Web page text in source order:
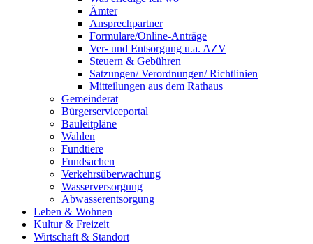
Ämter
Ansprechpartner
Formulare/Online-Anträge
Ver- und Entsorgung u.a. AZV
Steuern & Gebühren
Satzungen/ Verordnungen/ Richtlinien
Mitteilungen aus dem Rathaus
Gemeinderat
Bürgerserviceportal
Bauleitpläne
Wahlen
Fundtiere
Fundsachen
Verkehrsüberwachung
Wasserversorgung
Abwasserentsorgung
Leben & Wohnen
Kultur & Freizeit
Wirtschaft & Standort